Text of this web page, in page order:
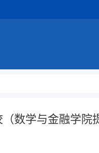
数学与金融学院